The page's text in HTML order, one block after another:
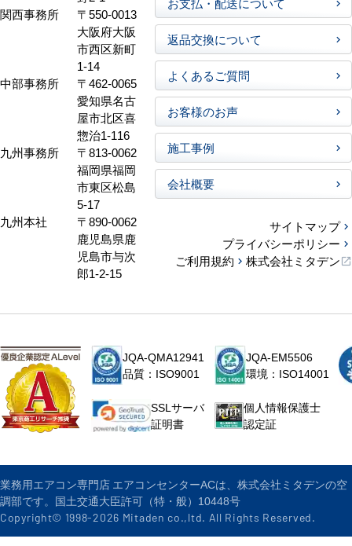
関西事務所
〒550-0013
大阪府大阪
市西区新町
1-14
中部事務所
〒462-0065
愛知県名古
屋市北区喜
惣治1-116
九州事務所
〒813-0062
福岡県福岡
市東区松島
5-17
九州本社
〒890-0062
鹿児島県鹿
児島市与次
郎1-2-15
返品交換について
よくあるご質問
お客様のお声
施工事例
会社概要
サイトマップ
プライバシーポリシー
ご利用規約
株式会社ミタデン
JQA-QMA12941
品質：ISO9001
JQA-EM5506
環境：ISO14001
SSLサーバ
証明書
個人情報保護士
認定証
業務用エアコン専門店 エアコンセンターACは、株式会社ミタデンの空
調部です。国土交通大臣許可（特・般）10448号
Copyright© 1998-2026 Mitaden co.,ltd. All Rights Reserved.